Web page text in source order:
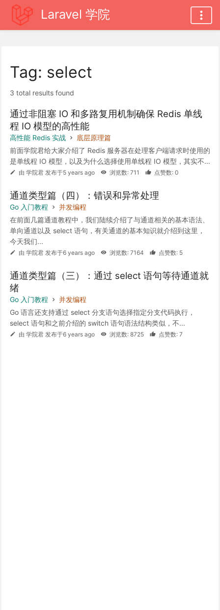
Laravel 学院
Tag: select
3 total results found
通过非阻塞 IO 和多路复用机制确保 Redis 单线
程 IO 模型的高性能
高性能 Redis 实战
底层原理篇
前面学院君给大家介绍了 Redis 服务器在处理客户端请求时使用的
是单线程 IO 模型，以及为什么选择使用单线程 IO 模型，其实不...
由 学院君 发布于5 years ago 浏览数: 711 点赞数: 0
通道类型篇（四）：错误和异常处理
Go 入门教程
并发编程
在前面几篇通道教程中，我们陆续介绍了与通道相关的基本语法、
单向通道以及 select 语句，有关通道的基本知识就介绍到这里，
今天我们...
由 学院君 发布于6 years ago 浏览数: 7164 点赞数: 5
通道类型篇（三）：通过 select 语句等待通道就
绪
Go 入门教程
并发编程
Go 语言还支持通过 select 分支语句选择指定分支代码执行，
select 语句和之前介绍的 switch 语句语法结构类似，不...
由 学院君 发布于6 years ago 浏览数: 8725 点赞数: 7